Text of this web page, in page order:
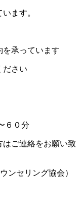
ます。
承っています
ださい
０分
はご連絡をお願い致
ンセリング協会）